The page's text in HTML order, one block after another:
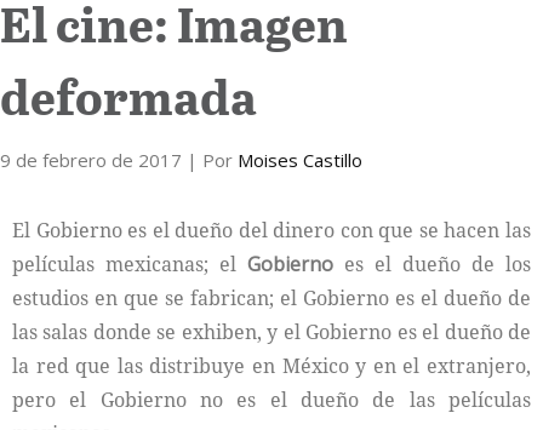
Colaboradores
Internacional
Cultura
El cine: Imagen
deformada
9 de febrero de 2017 | Por Moises Castillo
El Gobierno es el dueño del dinero con que se hacen las
películas mexicanas; el Gobierno es el dueño de los
estudios en que se fabrican; el Gobierno es el dueño de
las salas donde se exhiben, y el Gobierno es el dueño de
la red que las distribuye en México y en el extranjero,
pero el Gobierno no es el dueño de las películas